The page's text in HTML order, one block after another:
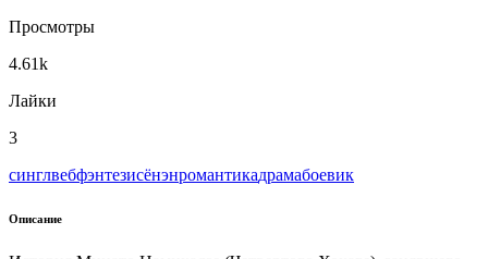
Просмотры
4.61k
Лайки
3
синглвебфэнтезисёнэнромантикадрамабоевик
Описание